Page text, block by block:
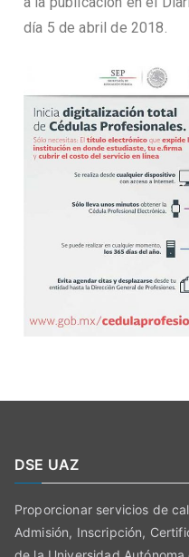
día 5 de abril de 2018.
DSE UAZ
Proporcionar servicios de
Admisión, Inscripción,